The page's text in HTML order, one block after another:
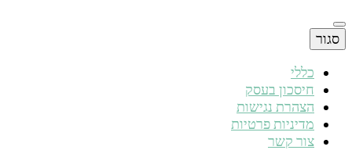
סגור
כללי
חיסכון בעסק
הצהרת נגישות
מדיניות פרטיות
צור קשר